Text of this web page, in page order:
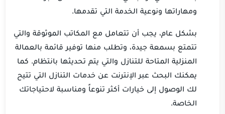
ومهاراتها ونوعية الخدمة التي تقدمها.
بشكل عام، يجب أن تتعامل مع المكاتب الموثوقة والتي
تتمتع بسمعة جيدة، وتطلب منها توفير قائمة بالعمالة
المنزلية المتاحة للتنازل والتي يتم تحديثها بانتظام. كما
يمكنك البحث عبر الإنترنت عن خدمات التنازل التي تتيح
لك الوصول إلى خيارات أكثر تنوعاً ومناسبة لاحتياجاتك
الخاصة.